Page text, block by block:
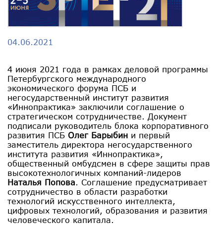
04.06.2021
4 июня 2021 года в рамках деловой программы
Петербургского международного
экономического форума ПСБ и
негосударственный институт развития
«Иннопрактика» заключили соглашение о
стратегическом сотрудничестве. Документ
подписали руководитель блока корпоративного
развития ПСБ Олег Барыбин и первый
заместитель директора негосударственного
института развития «Иннопрактика»,
общественный омбудсмен в сфере защиты прав
высокотехнологичных компаний-лидеров
Наталья Попова. Соглашение предусматривает
сотрудничество в области разработки
технологий искусственного интеллекта,
цифровых технологий, образования и развития
человеческого капитала.